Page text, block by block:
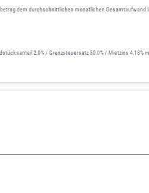
dem durchschnittlichen monatlichen Gesamtaufwand
2,0% / Grenzsteuersatz 30,0% / Mietzins